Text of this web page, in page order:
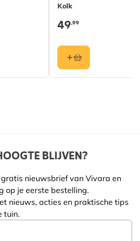
Kolk
49,99
BLIJVEN?
nieuwsbrief van Vivara en
op je eerste bestelling.
nieuws, acties en praktische tips
tuin.